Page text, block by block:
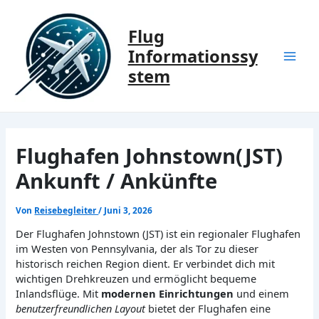
springen
Flug
Informationssy
stem
Flughafen Johnstown(JST)
Ankunft / Ankünfte
Von Reisebegleiter/ Juni 3, 2026
Der Flughafen Johnstown (JST) ist ein regionaler Flughafen
im Westen von Pennsylvania, der als Tor zu dieser
historisch reichen Region dient. Er verbindet dich mit
wichtigen Drehkreuzen und ermöglicht bequeme
Inlandsflüge. Mit modernen Einrichtungen und einem
benutzerfreundlichen Layoutbietet der Flughafen eine